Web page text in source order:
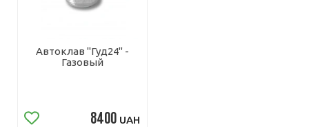
Автоклав "Гуд24" -
Газовый
8400 UAH